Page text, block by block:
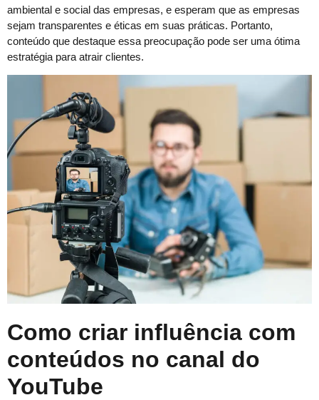
ambiental e social das empresas, e esperam que as empresas
sejam transparentes e éticas em suas práticas. Portanto,
conteúdo que destaque essa preocupação pode ser uma ótima
estratégia para atrair clientes.
Como criar influência com
conteúdos no canal do
YouTube